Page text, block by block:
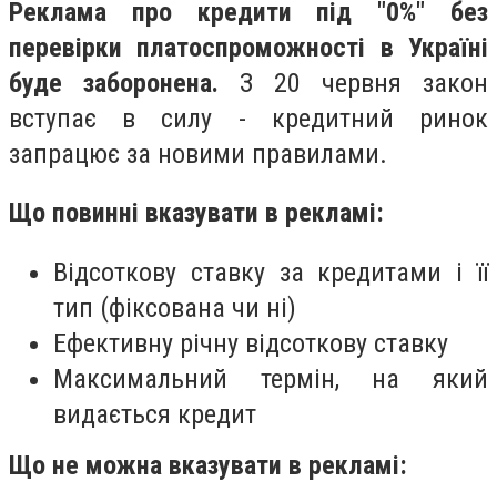
Реклама про кредити під "0%" без
перевірки платоспроможності в Україні
буде заборонена. З 20 червня закон
вступає в силу - кредитний ринок
запрацює за новими правилами.
Що повинні вказувати в рекламі:
Відсоткову ставку за кредитами і її
тип (фіксована чи ні)
Ефективну річну відсоткову ставку
Максимальний термін, на який
видається кредит
Що не можна вказувати в рекламі: